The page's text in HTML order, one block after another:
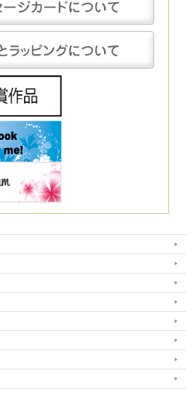
るとなると「切り花」になるでしょう。生花の
です。
ともあり、一生懸命手をかけても、多くの場
てしまうことは生花の宿命ではありますが、
ットだといえるでしょう。 生花は豪華なディ
ともありますが、お花の種類によってはとても
長期間飾ることはできません。
チーフにして作られる人工的なお花です。人工
花を使うのに対し、造花は化学繊維やワイヤー
たく性質が異なります。
ンジメントにもよく利用されており、高いクオ
も高い代わりに驚くほど繊細です。それでも、
、やはりほかの花と比較するものではありませ
けなくても美しさを保ってくれるということ
ットだといえるでしょう。
ーブドフラワー同様、生花から作られるお花で
燥させたものがドライフラワーです。水分を抜
ーの弱点だといえるでしょう。